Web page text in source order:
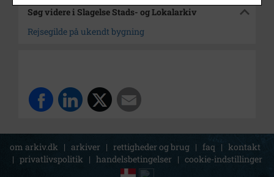
Søg videre i Slagelse Stads- og Lokalarkiv
Rejsegilde på ukendt bygning
om arkiv.dk | arkiver | rettigheder og brug | faq | kontakt
| privatlivspolitik | handelsbetingelser | cookie-indstillinger